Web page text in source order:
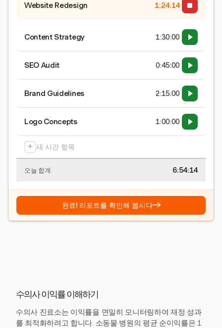
Website Redesign 1:24:15
Content Strategy 1:30:00
SEO Audit 0:45:00
Brand Guidelines 2:15:00
Logo Concepts 1:00:00
+ 새 시간 항목
오늘 합계 6:54:15
완료! 리포트를 확인해 봅시다→
수의사 이익률 이해하기
수의사 진료소는 이익률을 면밀히 모니터링하여 재정 성과
를 최적화하려고 합니다. 소동물 병원의 평균 순이익률은 1